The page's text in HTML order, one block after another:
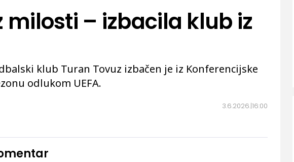
3.6.2026. 16:00
milosti – izbacila klub iz
klub Turan Tovuz izbačen je iz Konferencijske
odlukom UEFA.